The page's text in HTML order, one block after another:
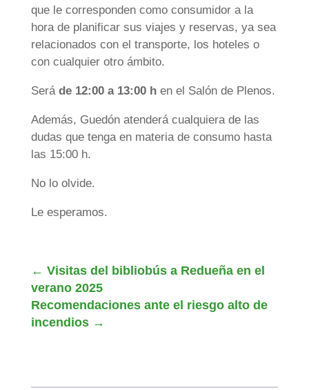
que le corresponden como consumidor a la
hora de planificar sus viajes y reservas, ya sea
relacionados con el transporte, los hoteles o
con cualquier otro ámbito.
Será de 12:00 a 13:00 hen el Salón de Plenos.
Además, Guedón atenderá cualquiera de las
dudas que tenga en materia de consumo hasta
las 15:00 h.
No lo olvide.
Le esperamos.
← Visitas del bibliobús a Redueña en el
verano 2025
Recomendaciones ante el riesgo alto de
incendios→